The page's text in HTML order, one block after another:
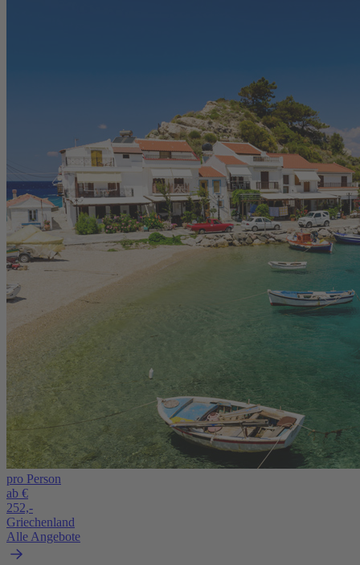
pro Person
ab €
252,-
Griechenland
Alle Angebote